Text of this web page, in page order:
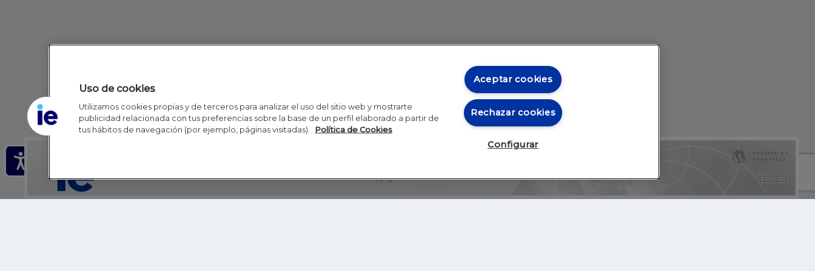
Inicio RSS
Uso de cookies
Utilizamos cookies propias y de terceros para analizar el uso del sitio web y mostrarte
publicidad relacionada con tus preferencias sobre la base de un perfil elaborado a partir de
tus hábitos de navegación (por ejemplo, páginas visitadas).
Política de Cookies
Aceptar cookies
Rechazar cookies
Configurar